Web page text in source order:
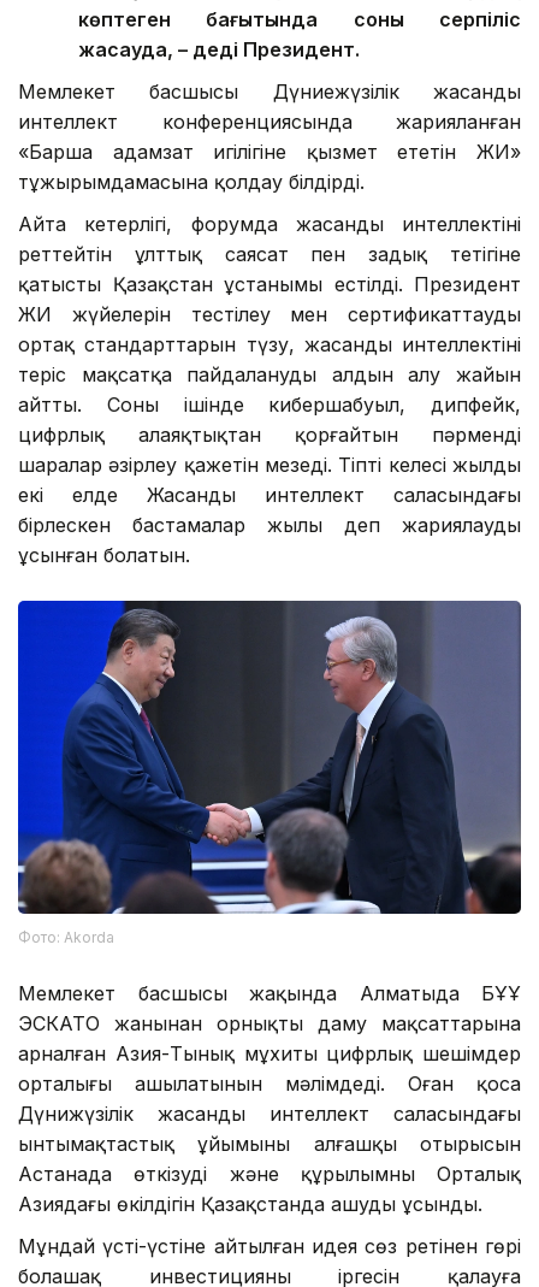
көптеген бағытында соны серпіліс
жасауда, – деді Президент.
Мемлекет басшысы Дүниежүзілік жасанды
интеллект конференциясында жарияланған
«Барша адамзат игілігіне қызмет ететін ЖИ»
тұжырымдамасына қолдау білдірді.
Айта кетерлігі, форумда жасанды интеллектіні
реттейтін ұлттық саясат пен заңдық тетігіне
қатысты Қазақстан ұстанымы естілді. Президент
ЖИ жүйелерін тестілеу мен сертификаттаудың
ортақ стандарттарын түзу, жасанды интеллектіні
теріс мақсатқа пайдаланудың алдын алу жайын
айтты. Соның ішінде кибершабуыл, дипфейк,
цифрлық алаяқтықтан қорғайтын пәрменді
шаралар әзірлеу қажетін меңзеді. Тіпті келесі жылды
екі елде Жасанды интеллект саласындағы
бірлескен бастамалар жылы деп жариялауды
ұсынған болатын.
Фото: Аkorda
Мемлекет басшысы жақында Алматыда БҰҰ
ЭСКАТО жанынан орнықты даму мақсаттарына
арналған Азия-Тынық мұхиты цифрлық шешімдер
орталығы ашылатынын мәлімдеді. Оған қоса
Дүнижүзілік жасанды интеллект саласындағы
ынтымақтастық ұйымының алғашқы отырысын
Астанада өткізуді және құрылымның Орталық
Азиядағы өкілдігін Қазақстанда ашуды ұсынды.
Мұндай үсті-үстіне айтылған идея сөз ретінен гөрі
болашақ инвестицияның іргесін қалауға